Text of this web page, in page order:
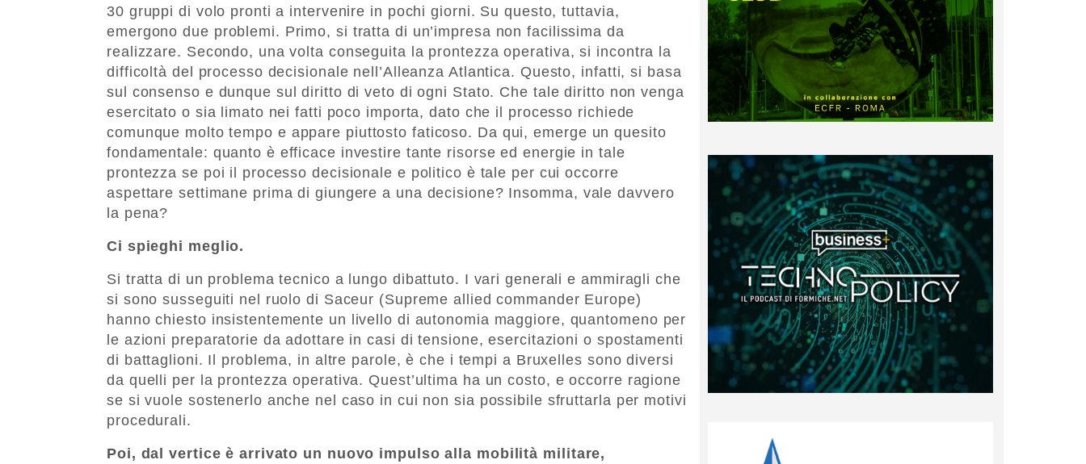
30 gruppi di volo pronti a intervenire in pochi giorni. Su questo, tuttavia,
emergono due problemi. Primo, si tratta di un’impresa non facilissima da
realizzare. Secondo, una volta conseguita la prontezza operativa, si incontra la
difficoltà del processo decisionale nell’Alleanza Atlantica. Questo, infatti, si basa
sul consenso e dunque sul diritto di veto di ogni Stato. Che tale diritto non venga
esercitato o sia limato nei fatti poco importa, dato che il processo richiede
comunque molto tempo e appare piuttosto faticoso. Da qui, emerge un quesito
fondamentale: quanto è efficace investire tante risorse ed energie in tale
prontezza se poi il processo decisionale e politico è tale per cui occorre
aspettare settimane prima di giungere a una decisione? Insomma, vale davvero
la pena?
Ci spieghi meglio.
Si tratta di un problema tecnico a lungo dibattuto. I vari generali e ammiragli che
si sono susseguiti nel ruolo di Saceur (Supreme allied commander Europe)
hanno chiesto insistentemente un livello di autonomia maggiore, quantomeno per
le azioni preparatorie da adottare in casi di tensione, esercitazioni o spostamenti
di battaglioni. Il problema, in altre parole, è che i tempi a Bruxelles sono diversi
da quelli per la prontezza operativa. Quest’ultima ha un costo, e occorre ragione
se si vuole sostenerlo anche nel caso in cui non sia possibile sfruttarla per motivi
procedurali.
Poi, dal vertice è arrivato un nuovo impulso alla mobilità militare,